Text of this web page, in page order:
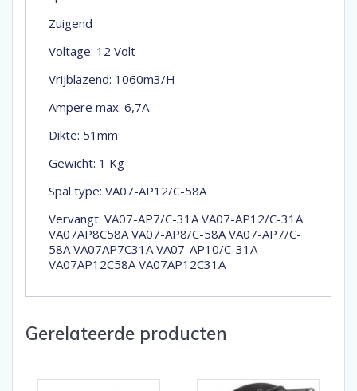
Zuigend
Voltage: 12 Volt
Vrijblazend: 1060m3/H
Ampere max: 6,7A
Dikte: 51mm
Gewicht: 1 Kg
Spal type: VA07-AP12/C-58A
Vervangt: VA07-AP7/C-31A VA07-AP12/C-31A
VA07AP8C58A VA07-AP8/C-58A VA07-AP7/C-
58A VA07AP7C31A VA07-AP10/C-31A
VA07AP12C58A VA07AP12C31A
Gerelateerde producten